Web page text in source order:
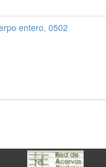
entero, 0502